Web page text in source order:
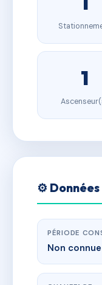
1
⚙️
PÉRIODE
Non connue